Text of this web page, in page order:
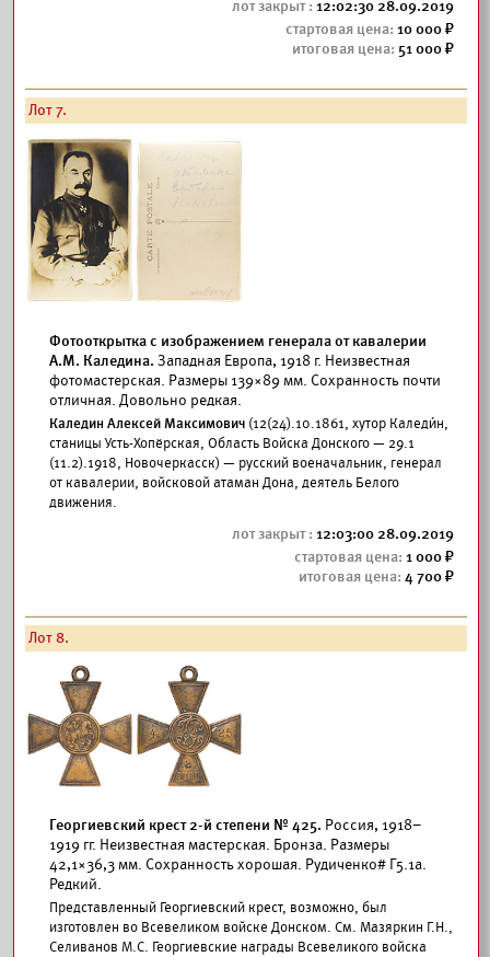
12:02:30 28.09.2019
10 000
51 000
Лот 7.
Фотооткрытка с изображением генерала от кавалерии
А.М. Каледина. Западная Европа, 1918 г. Неизвестная
фотомастерская. Размеры 139×89 мм. Сохранность почти
отличная. Довольно редкая.
Каледин Алексей Максимович (12(24).10.1861, хутор Каледи́н,
станицы Усть-Хопёрская, Область Войска Донского — 29.1
(11.2).1918, Новочеркасск) — русский военачальник, генерал
от кавалерии, войсковой атаман Дона, деятель Белого
движения.
12:03:00 28.09.2019
1 000
4 700
Лот 8.
Георгиевский крест 2-й степени № 425. Россия, 1918–
1919 гг. Неизвестная мастерская. Бронза. Размеры
42,1×36,3 мм. Сохранность хорошая. Рудиченко# Г5.1а.
Редкий.
Представленный Георгиевский крест, возможно, был
изготовлен во Всевеликом войске Донском. См. Мазяркин Г.Н.,
Селиванов М.С. Георгиевские награды Всевеликого войска